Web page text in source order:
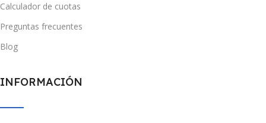
Calculador de cuotas
Preguntas frecuentes
Blog
INFORMACIÓN